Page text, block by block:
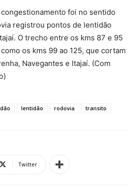
foi no sentido
registrou pontos de lentidão
O trecho entre os kms 87 e 95
os kms 99 ao 125, que cortam
Navegantes e Itajaí. (Com
lentidão rodovia transito
Twitter